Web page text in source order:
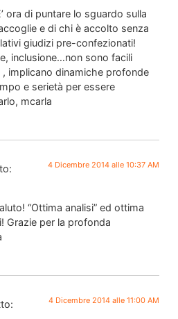
ora di puntare lo sguardo sulla
e di chi è accolto senza
giudizi pre-confezionati!
inclusione…non sono facili
implicano dinamiche profonde
e serietà per essere
mcarla
4 Dicembre 2014 alle 10:37 AM
“Ottima analisi” ed ottima
Grazie per la profonda
4 Dicembre 2014 alle 11:00 AM